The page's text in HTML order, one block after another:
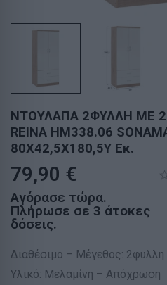
ΝΤΟΥΛΑΠΑ 2ΦΥΛΛΗ ME 2
REINA HM338.06
80Χ42,5Χ180,5Υ Εκ.
79,90 €
Αγόρασε τώρα.
Πλήρωσε σε 3 άτοκες
δόσεις.
Διαθέσιμο – Μέγεθος:
Υλικό: Μελαμίνη – Απόχρωση